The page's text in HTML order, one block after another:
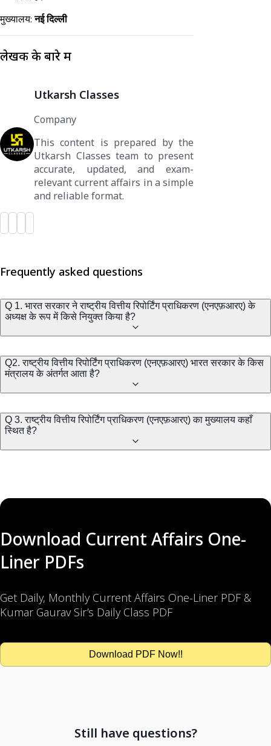
मुख्यालय:नई दिल्ली
लेखक के बारे में
Utkarsh Classes
Company
This content is prepared by the
Utkarsh Classes team to present
accurate, updated, and exam-
relevant current affairs in a simple
and reliable format.
Frequently asked questions
Q 1. भारत सरकार ने राष्ट्रीय वित्तीय रिपोर्टिंग प्राधिकरण (एनएफ़आरए) के
अध्यक्ष के रूप में किसे नियुक्त किया है?
Q2. राष्ट्रीय वित्तीय रिपोर्टिंग प्राधिकरण (एनएफ़आरए) भारत सरकार के किस
मंत्रालय के अंतर्गत आता है?
Q 3. राष्ट्रीय वित्तीय रिपोर्टिंग प्राधिकरण (एनएफ़आरए) का मुख्यालय कहाँ
स्थित है?
Download Current Affairs One-
Liner PDFs
Get Daily, Monthly Current Affairs One-Liner PDF &
Kumar Gaurav Sir’s Daily Class PDF
Download PDF Now!!
Still have questions?